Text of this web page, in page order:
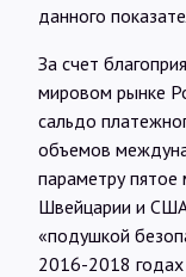
данного
За счет
мировом рынке
сальдо
объемов
параметру пятое
Швейцарии и
«подушкой
2016-2018 годах